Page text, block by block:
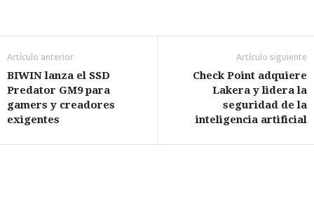
Artículo anterior
BIWIN lanza el SSD
Predator GM9 para
gamers y creadores
exigentes
Artículo siguiente
Check Point adquiere
Lakera y lidera la
seguridad de la
inteligencia artificial